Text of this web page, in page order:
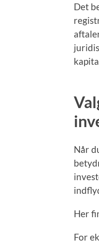
Det
Når
Her
For